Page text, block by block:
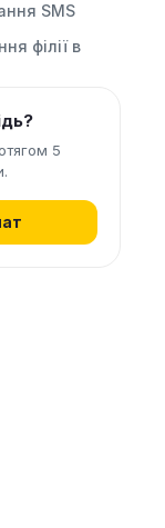
SMS
філії в
5